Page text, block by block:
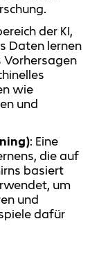
der KI,
Daten lernen
Vorhersagen
wie
und
: Eine
die auf
basiert
um
und
dafür